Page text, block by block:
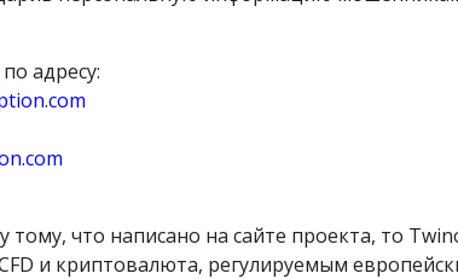
адресу:
тому, что написано на сайте проекта, то
и криптовалюта, регулируемым